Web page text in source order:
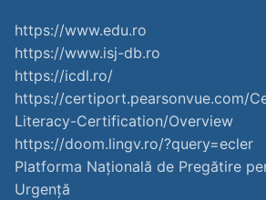
https://www.edu.ro
https://www.isj-db.ro
https://icdl.ro/
https://certiport.pearsonvue.com/
Literacy-Certification/Overview
https://doom.lingv.ro/?query=ecler
Platforma Națională de Pregătire
Urgență